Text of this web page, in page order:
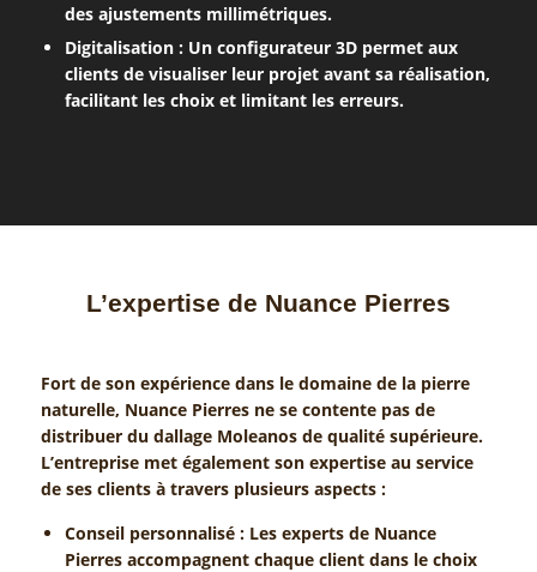
des ajustements millimétriques.
Digitalisation : Un configurateur 3D permet aux
clients de visualiser leur projet avant sa réalisation,
facilitant les choix et limitant les erreurs.
L’expertise de Nuance Pierres
Fort de son expérience dans le domaine de la pierre
naturelle, Nuance Pierres ne se contente pas de
distribuer du dallage Moleanos de qualité supérieure.
L’entreprise met également son expertise au service
de ses clients à travers plusieurs aspects :
Conseil personnalisé : Les experts de Nuance
Pierres accompagnent chaque client dans le choix